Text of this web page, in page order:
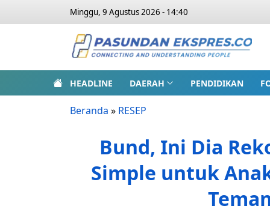
Minggu, 9 Agustus 2026 - 14:40
HEADLINE DAERAH PENDIDIKAN
Beranda » RESEP
Bund, Ini Dia
Simple untuk